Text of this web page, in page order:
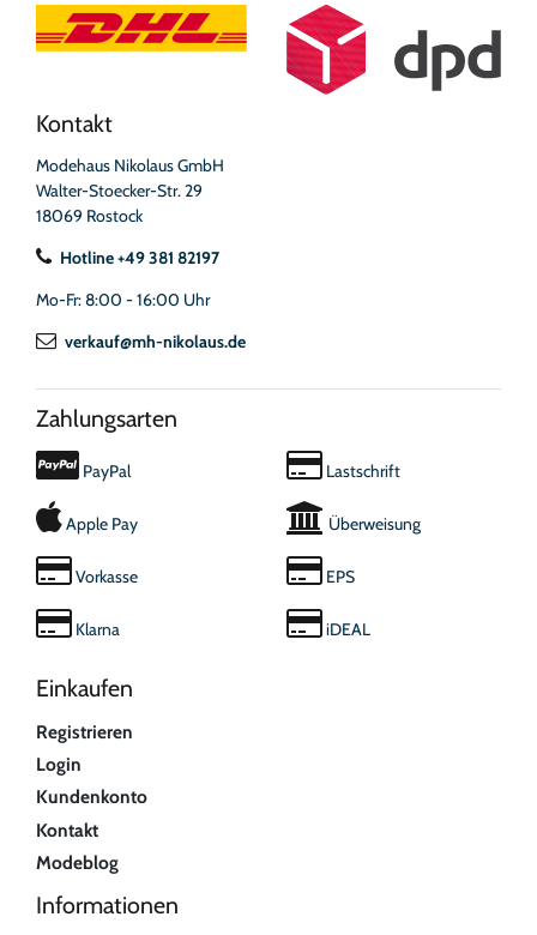
Kontakt
Modehaus Nikolaus GmbH
Walter-Stoecker-Str. 29
18069 Rostock
Hotline +49 381 82197
Mo-Fr: 8:00 - 16:00 Uhr
verkauf@mh-nikolaus.de
Zahlungsarten
PayPal
Apple Pay
Vorkasse
Klarna
Lastschrift
Überweisung
EPS
iDEAL
Einkaufen
Registrieren
Login
Kundenkonto
Kontakt
Modeblog
Informationen